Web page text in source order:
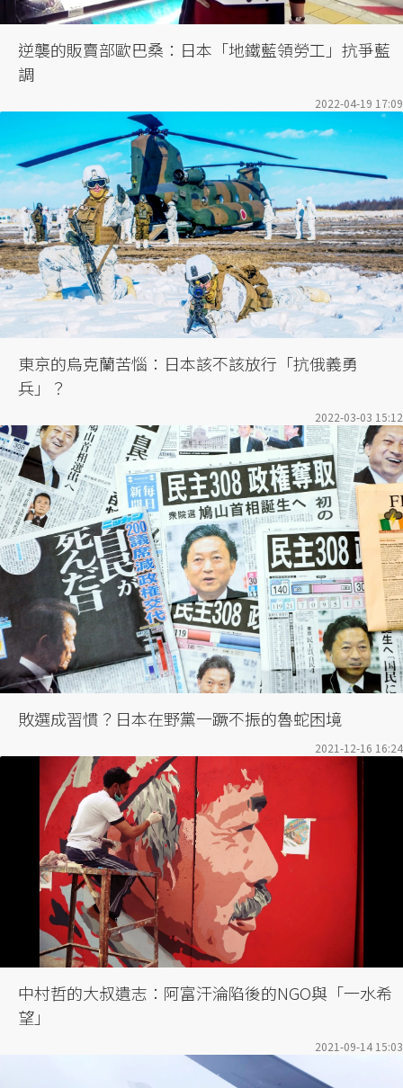
逆襲的販賣部歐巴桑：日本「地鐵藍領勞工」抗爭藍
調
2022-04-19 17:09
東京的烏克蘭苦惱：日本該不該放行「抗俄義勇
兵」？
2022-03-03 15:12
敗選成習慣？日本在野黨一蹶不振的魯蛇困境
2021-12-16 16:24
中村哲的大叔遺志：阿富汗淪陷後的NGO與「一水希
望」
2021-09-14 15:03